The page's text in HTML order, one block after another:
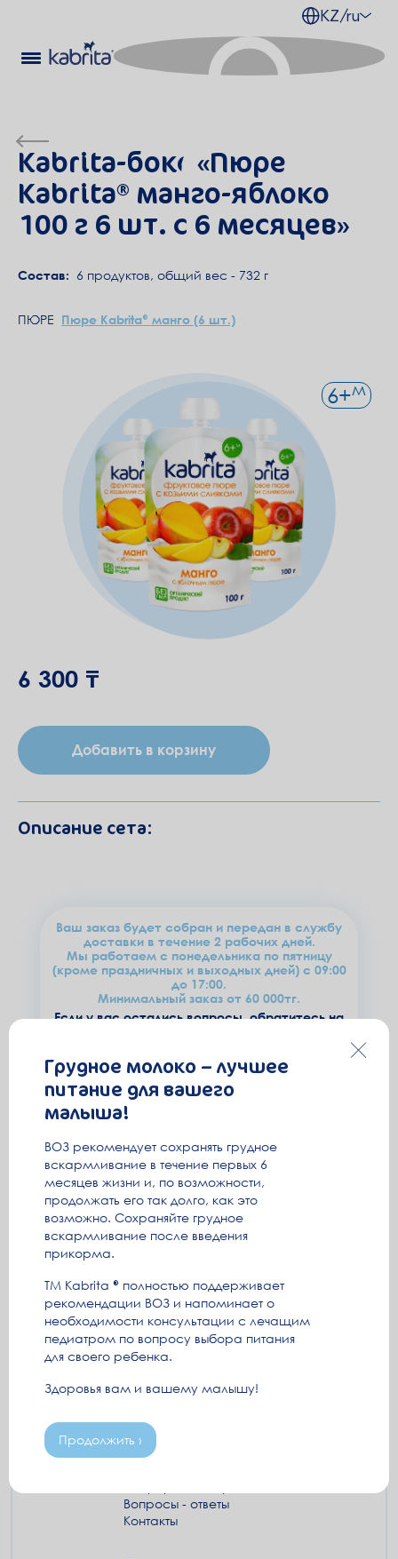
KZ/ru
Kabrita-бокс «Пюре
Kabrita® манго-яблоко
100 г 6 шт. с 6 месяцев»
Cостав: 6 продуктов, общий вес - 732 г
ПЮРЕ Пюре Kabrita® манго (6 шт.)
6+м
6 300 ₸
Добавить в корзину
Описание сета:
Ваш заказ будет собран и передан в службу
доставки в течение 2 рабочих дней.
Мы работаем с понедельника по пятницу
(кроме праздничных и выходных дней) с 09:00
до 17:00.
Минимальный заказ от 60 000тг.
Если у вас остались вопросы, обратитесь на
8 (727) 311 03 89
пн-пт, 10:00–17:00
WhatsApp
WhatsApp по вопросам
О нас
Почему Кабрита
Вопросы - ответы
Контакты
Грудное молоко – лучшее
питание для вашего
малыша!
ВОЗ рекомендует сохранять грудное
вскармливание в течение первых 6
месяцев жизни и, по возможности,
продолжать его так долго, как это
возможно. Сохраняйте грудное
вскармливание после введения
прикорма.
ТМ Kabrita
полностью поддерживает
рекомендации ВОЗ и напоминает о
необходимости консультации с лечащим
педиатром по вопросу выбора питания
для своего ребенка.
Здоровья вам и вашему малышу!
Продолжить ›